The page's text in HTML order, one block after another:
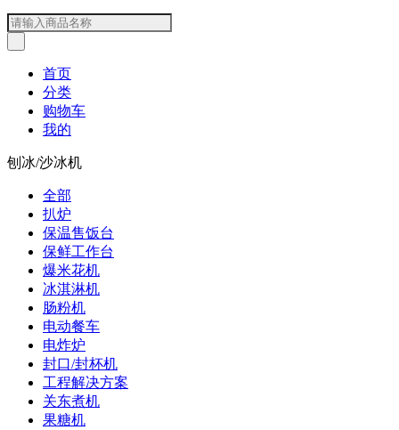
首页
分类
购物车
我的
刨冰/沙冰机
全部
扒炉
保温售饭台
保鲜工作台
爆米花机
冰淇淋机
肠粉机
电动餐车
电炸炉
封口/封杯机
工程解决方案
关东煮机
果糖机